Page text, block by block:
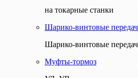
на токарные станки
Шарико-винтовые
Шарико-винтовые
Муфты-тормоз